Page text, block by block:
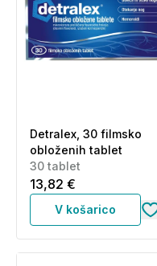
Detralex, 30 filmsko
obloženih tablet
30 tablet
13,82 €
V košarico